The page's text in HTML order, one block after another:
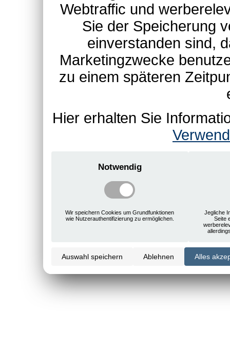
Webtraffic und
Sie der Speicherung
einverstanden sind,
Marketingzwecke
zu einem späteren
Hier erhalten Sie
Notwendig
Wir speichern Cookies um Grundfunktionen
wie Nutzerauthentifizierung zu ermöglichen.
Jegliche
Seite
Auswahl speichern Ablehnen Alles